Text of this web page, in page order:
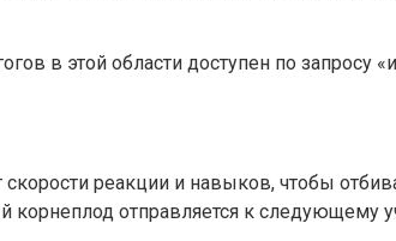
в этой области доступен по запросу
реакции и навыков, чтобы
отправляется к следующему